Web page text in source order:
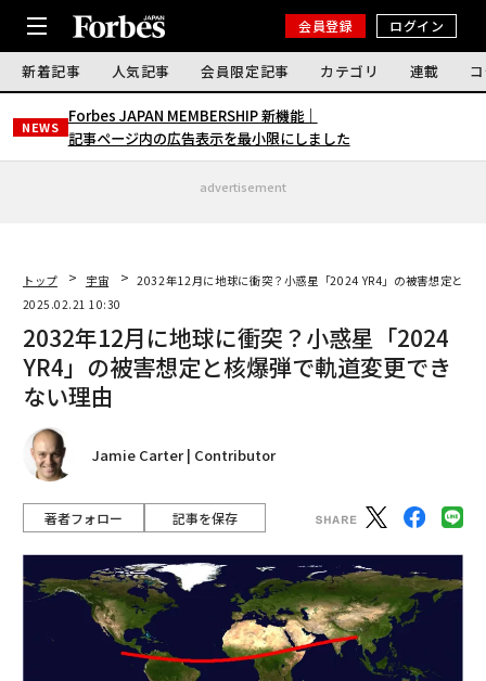
会員登録 ログイン
新着記事 人気記事 会員限定記事 カテゴリ 連載
NEWS
Forbes JAPAN MEMBERSHIP 新機能｜
記事ページ内の広告表示を最小限にしました
advertisement
トップ 宇宙
2032年12月に地球に衝突？小惑星「2024 YR4」の被害想定と核
2025.02.21 10:30
2032年12月に地球に衝突？小惑星「2024
YR4」の被害想定と核爆弾で軌道変更でき
ない理由
Jamie Carter | Contributor
著者フォロー 記事を保存